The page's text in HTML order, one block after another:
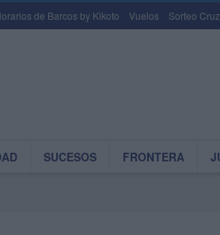
de Barcos by Kikoto Vuelos Sorteo
SUCESOS FRONTERA